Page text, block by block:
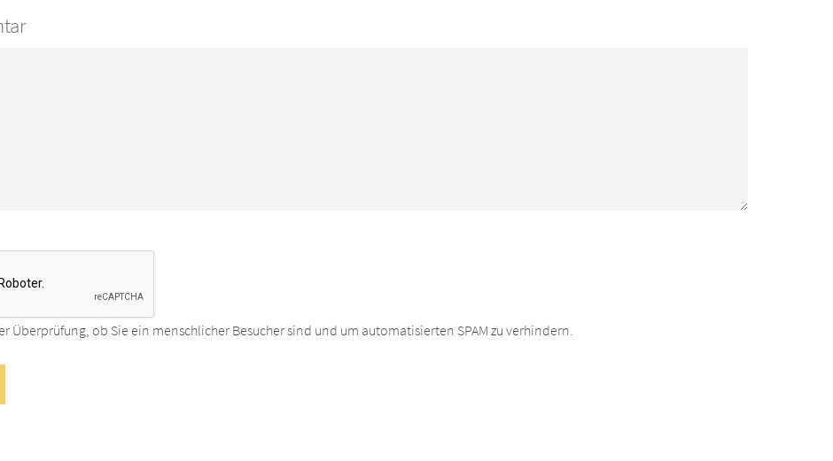
Überprüfung, ob Sie ein menschlicher Besucher sind und um automatisierten SPAM zu verhindern.